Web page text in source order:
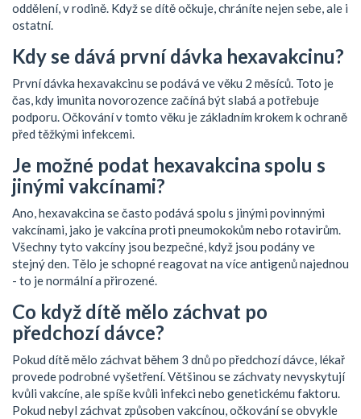
oddělení, v rodině. Když se dítě očkuje, chráníte nejen sebe, ale i
ostatní.
Kdy se dává první dávka hexavakcinu?
První dávka hexavakcinu se podává ve věku 2 měsíců. Toto je
čas, kdy imunita novorozence začíná být slabá a potřebuje
podporu. Očkování v tomto věku je základním krokem k ochraně
před těžkými infekcemi.
Je možné podat hexavakcina spolu s
jinými vakcínami?
Ano, hexavakcina se často podává spolu s jinými povinnými
vakcínami, jako je vakcína proti pneumokokům nebo rotavirům.
Všechny tyto vakcíny jsou bezpečné, když jsou podány ve
stejný den. Tělo je schopné reagovat na více antigenů najednou
- to je normální a přirozené.
Co když dítě mělo záchvat po
předchozí dávce?
Pokud dítě mělo záchvat během 3 dnů po předchozí dávce, lékař
provede podrobné vyšetření. Většinou se záchvaty nevyskytují
kvůli vakcíne, ale spíše kvůli infekci nebo genetickému faktoru.
Pokud nebyl záchvat způsoben vakcínou, očkování se obvykle